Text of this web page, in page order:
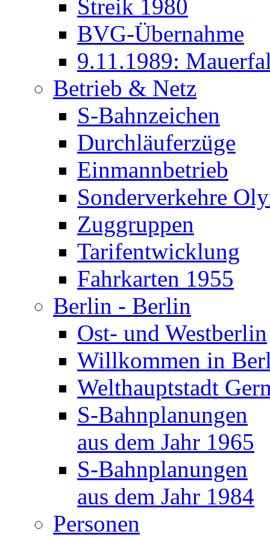
Streik 1980
BVG-Übernahme
9.11.1989:
Betrieb & Netz
S-Bahnzeichen
Durchläuferzüge
Einmannbetrieb
Sonderverkehre
Zuggruppen
Tarifentwicklung
Fahrkarten 1955
Berlin - Berlin
Ost- und Westberlin
Willkommen in
Welthauptstadt
S-Bahnplanungen
aus dem Jahr 1965
S-Bahnplanungen
aus dem Jahr 1984
Personen